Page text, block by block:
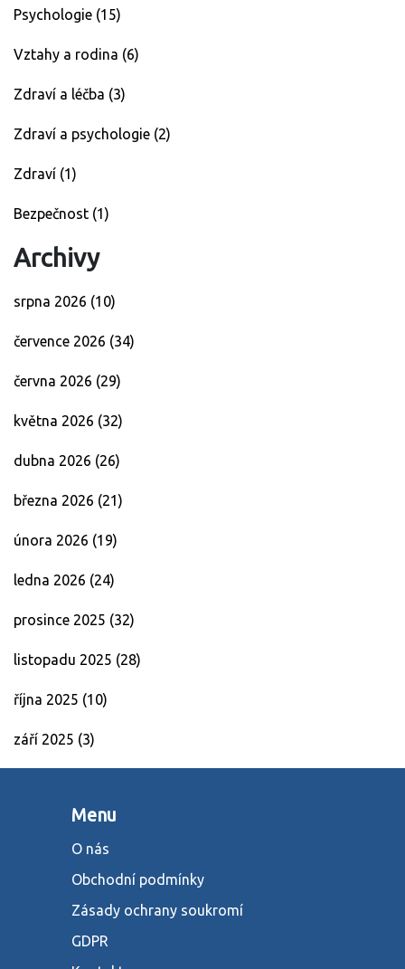
Psychologie (15)
Vztahy a rodina (6)
Zdraví a léčba (3)
Zdraví a psychologie (2)
Zdraví (1)
Bezpečnost (1)
Archivy
srpna 2026 (10)
července 2026 (34)
června 2026 (29)
května 2026 (32)
dubna 2026 (26)
března 2026 (21)
února 2026 (19)
ledna 2026 (24)
prosince 2025 (32)
listopadu 2025 (28)
října 2025 (10)
září 2025 (3)
Menu
O nás
Obchodní podmínky
Zásady ochrany soukromí
GDPR